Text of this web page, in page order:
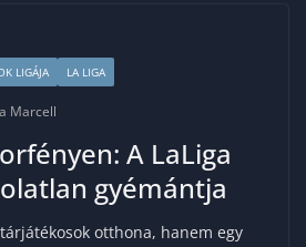
LIGÁJA LA LIGA
Marcell
A LaLiga
gyémántja
otthona, hanem egy